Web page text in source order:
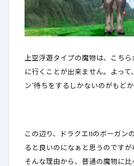
上空浮遊タイプの魔物は、 こちら
に行くことが出来ません。よって
ン”待ちをするしかないのがもど
この辺り、ドラクエ11のボーガン
ると良いのになぁと思うのです
そんな理由から、普通の魔物に